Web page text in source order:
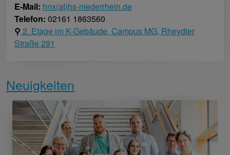
E-Mail: hnx(at)hs-niederrhein.de
Telefon: 02161 1863560
⚲ 2. Etage im K-Gebäude, Campus MG, Rheydter
Straße 291
Neuigkeiten